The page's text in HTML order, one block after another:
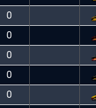
0
0
0
0
0